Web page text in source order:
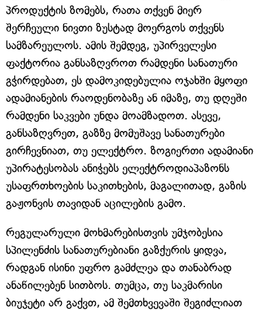
პროდუქტის ზომებს, რათა თქვენ მიერ
შერჩეული ნივთი ზუსტად მოერგოს თქვენს
სამზარეულოს. ამის შემდეგ, უპირველესი
ფაქტორია განსაზღვროთ რამდენი სანათური
გჭირდებათ, ეს დამოკიდებულია ოჯახში მყოფი
ადამიანების რაოდენობაზე ან იმაზე, თუ დღეში
რამდენი საკვები უნდა მოამზადოთ. ასევე,
განსაზღვრეთ, გაზზე მომუშავე სანათურები
გირჩევნიათ, თუ ელექტრო. ზოგიერთი ადამიანი
უპირატესობას ანიჭებს ელექტროდიაპაზონს
უსაფრთხოების საკითხების, მაგალითად, გაზის
გაჟონვის თავიდან აცილების გამო.
რეგულარული მოხმარებისთვის უმჯობესია
სპილენძის სანათურებიანი გაზქურის ყიდვა,
რადგან ისინი უფრო გამძლეა და თანაბრად
ანაწილებენ სითბოს. თუმცა, თუ საკმარისი
ბიუჯეტი არ გაქვთ, ამ შემთხვევაში შეგიძლიათ